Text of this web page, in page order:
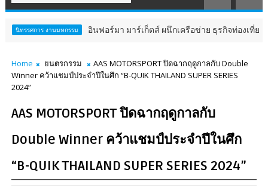
อินฟอร์มา มาร์เก็ตส์ ผนึกเครือข่าย ธุรกิจท่องเที่ยว-บริการ จัด Food &
Home ยนตรกรรม
AAS MOTORSPORT ปิดฉากฤดูกาลกับ Double
Winner คว้าแชมป์ประจำปีในศึก “B-QUIK THAILAND SUPER SERIES
2024”
AAS MOTORSPORT ปิดฉากฤดูกาลกับ
Double Winner คว้าแชมป์ประจำปีในศึก
“B-QUIK THAILAND SUPER SERIES 2024”